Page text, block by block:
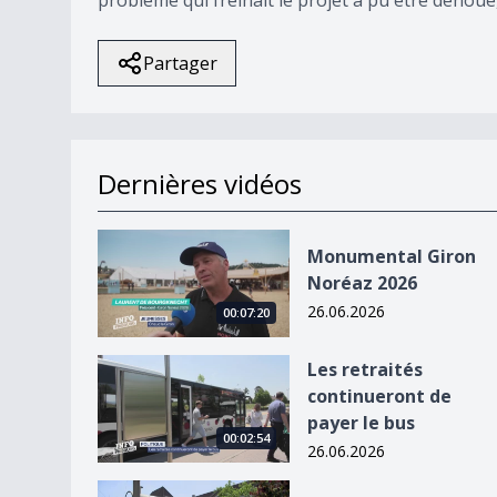
Partager
Dernières vidéos
Monumental Giron Noréaz 2026
00:07:20
Monumental Giron
Noréaz 2026
26.06.2026
Les retraités continueront de payer le bus
00:02:54
Les retraités
continueront de
payer le bus
26.06.2026